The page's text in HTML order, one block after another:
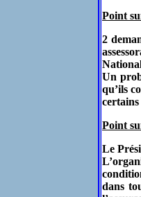
Point
2
Un
qu’ils
certains
Point
Le
dans